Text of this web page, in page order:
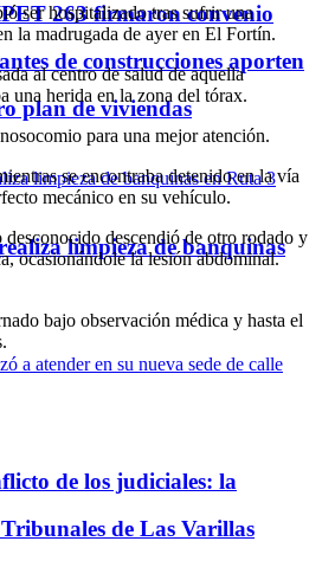
263 firmaron convenio
de construcciones aporten
plan de viviendas
limpieza de banquinas
de los judiciales: la
de Las Varillas
ser hospitalizado tras sufrir una
la madrugada de ayer en El Fortín.
al centro de salud de aquella
una herida en la zona del tórax.
para una mejor atención.
se encontraba detenido en la vía
mecánico en su vehículo.
desconocido descendió de otro rodado y
ocasionándole la lesión abdominal.
bajo observación médica y hasta el